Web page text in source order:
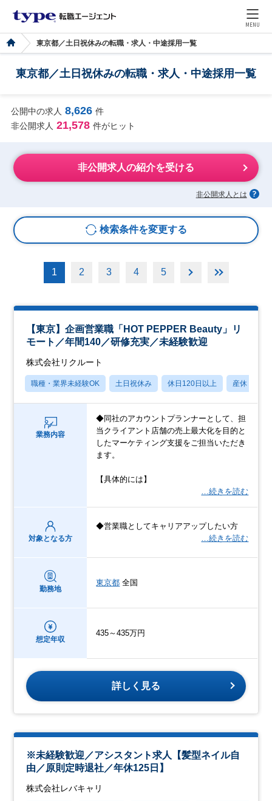
MENU
東京都／土日祝休みの転職・求人・中途採用一覧
東京都／土日祝休みの転職・求人・中途採用一覧
公開中の求人 8,626 件
非公開求人 21,578 件がヒット
非公開求人の紹介を受ける
非公開求人とは
検索条件を変更する
1 2 3 4 5
【東京】企画営業職「HOT PEPPER Beauty」リ
モート／年間140／研修充実／未経験歓迎
株式会社リクルート
職種・業界未経験OK 土日祝休み 休日120日以上 産休・育休
業務内容
◆同社のアカウントプランナーとして、担
当クライアント店舗の売上最大化を目的と
したマーケティング支援をご担当いただき
ます。
【具体的には】
…続きを読む
対象となる方
◆営業職としてキャリアアップしたい方
…続きを読む
勤務地
東京都 全国
想定年収
435～435万円
詳しく見る
※未経験歓迎／アシスタント求人【髪型ネイル自
由／原則定時退社／年休125日】
株式会社レバキャリ